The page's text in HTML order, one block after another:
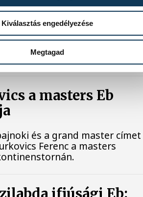
Kiválasztás engedélyezése
Megtagad
aranyérmet nyert
3 kilométeres kieséses
a párizsi Európa-
Rasovszky Kristóf célfotóval
a masters Eb
és a grand master
Ferenc a masters